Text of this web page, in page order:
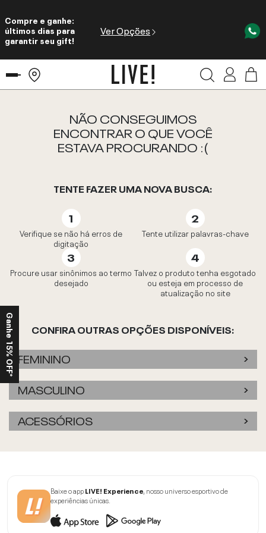
Compre e ganhe:
últimos dias para
garantir seu gift!
Ver Opções
NÃO CONSEGUIMOS
ENCONTRAR O QUE VOCÊ
ESTAVA PROCURANDO :(
TENTE FAZER UMA NOVA BUSCA:
Verifique se não há erros de
digitação
Tente utilizar palavras-chave
Procure usar sinônimos ao termo
desejado
Talvez o produto tenha esgotado
ou esteja em processo de
atualização no site
CONFIRA OUTRAS OPÇÕES DISPONÍVEIS:
FEMININO
MASCULINO
ACESSÓRIOS
Baixe o appLIVE! Experience, nosso universo esportivo de
experiências únicas.
Ganhe 15% OFF*